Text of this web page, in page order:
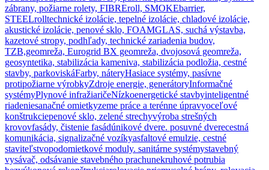
zábrany, požiarne rolety, FIBREroll, SMOKEbarrier,
STEELrolltechnické izolácie, tepelné izolácie, chladové izolácie,
akustické izolácie, penové sklo, FOAMGLAS, suchá výstavba,
kazetové stropy, podhľady, technické zariadenia budov,
TZB,geomreža, Eurogrid BX geomreža, dvojosová geomreža,
geosyntetika, stabilizácia kameniva, stabilizácia podložia, cestné
stavby, parkoviskáFarby, náteryHasiace systémy, pasívne
protipožiarne výrobkyZdroje energie, generátoryInformačné
systémyPlynové infražiaričeNízkoenergetické stavbyinteligentné
riadeniesanačné omietkyzeme práce a terénne úpravyoceľové
konštrukciepenové sklo, zelené strechyvýroba strešných
krovovfasády, čistenie fasádúnikové dvere. posuvné dverecestná
komunikácia, signalizačné vozíkyasfaltové emulzie, cestné
staviteľstvopodomietkové moduly. sanitárne systémystavebný
vysávač, odsávanie stavebného prachunekruhové potrubia